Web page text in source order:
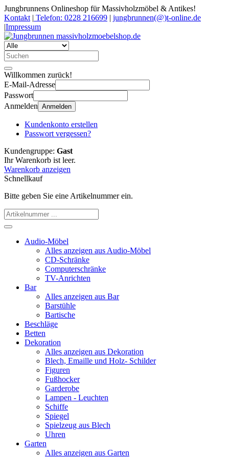
Jungbrunnens Onlineshop für Massivholzmöbel & Antikes!
Kontakt | Telefon: 0228 216699 | jungbrunnen(@)t-online.de
|Impressum
Willkommen zurück!
E-Mail-Adresse
Passwort
Anmelden Anmelden
Kundenkonto erstellen
Passwort vergessen?
Kundengruppe: Gast
Ihr Warenkorb ist leer.
Warenkorb anzeigen
Schnellkauf
Bitte geben Sie eine Artikelnummer ein.
Audio-Möbel
Alles anzeigen aus Audio-Möbel
CD-Schränke
Computerschränke
TV-Anrichten
Bar
Alles anzeigen aus Bar
Barstühle
Bartische
Beschläge
Betten
Dekoration
Alles anzeigen aus Dekoration
Blech, Emaille und Holz- Schilder
Figuren
Fußhocker
Garderobe
Lampen - Leuchten
Schiffe
Spiegel
Spielzeug aus Blech
Uhren
Garten
Alles anzeigen aus Garten